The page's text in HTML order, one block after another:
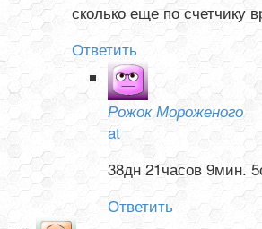
сколько еще по счетчику
Ответить
Рожок Мороженого
at
38дн 21часов 9мин.
Ответить